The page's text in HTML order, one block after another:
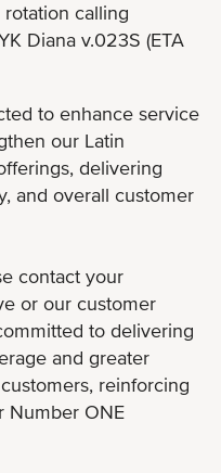
calling
Diana v.023S (ETA
to enhance service
our Latin
delivering
and overall customer
contact your
or our customer
to delivering
and greater
reinforcing
Number ONE